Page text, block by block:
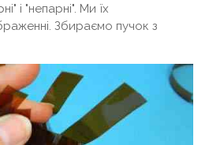
і "непарні". Ми їх
Збираємо пучок з